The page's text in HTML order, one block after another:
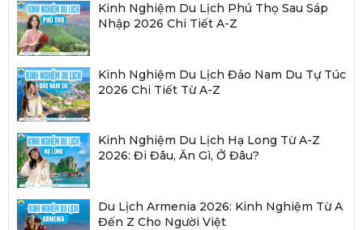
Kinh Nghiệm Du Lịch Phú Thọ Sau Sáp
Nhập 2026 Chi Tiết A-Z
Kinh Nghiệm Du Lịch Đảo Nam Du Tự Túc
2026 Chi Tiết Từ A-Z
Kinh Nghiệm Du Lịch Hạ Long Từ A-Z
2026: Đi Đâu, Ăn Gì, Ở Đâu?
Du Lịch Armenia 2026: Kinh Nghiệm Từ A
Đến Z Cho Người Việt